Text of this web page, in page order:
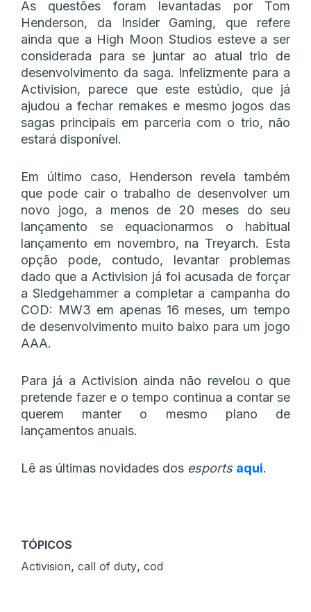
As questões foram levantadas por Tom
Henderson, da Insider Gaming, que refere
ainda que a High Moon Studios esteve a ser
considerada para se juntar ao atual trio de
desenvolvimento da saga. Infelizmente para a
Activision, parece que este estúdio, que já
ajudou a fechar remakes e mesmo jogos das
sagas principais em parceria com o trio, não
estará disponível.
Em último caso, Henderson revela também
que pode cair o trabalho de desenvolver um
novo jogo, a menos de 20 meses do seu
lançamento se equacionarmos o habitual
lançamento em novembro, na Treyarch. Esta
opção pode, contudo, levantar problemas
dado que a Activision já foi acusada de forçar
a Sledgehammer a completar a campanha do
COD: MW3 em apenas 16 meses, um tempo
de desenvolvimento muito baixo para um jogo
AAA.
Para já a Activision ainda não revelou o que
pretende fazer e o tempo continua a contar se
querem manter o mesmo plano de
lançamentos anuais.
Lê as últimas novidades dos esports aqui.
TÓPICOS
Activision, call of duty, cod